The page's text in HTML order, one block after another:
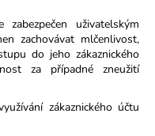
uživatelským
zachovávat mlčenlivost,
do jeho zákaznického
za případné zneužití
zákaznického účtu